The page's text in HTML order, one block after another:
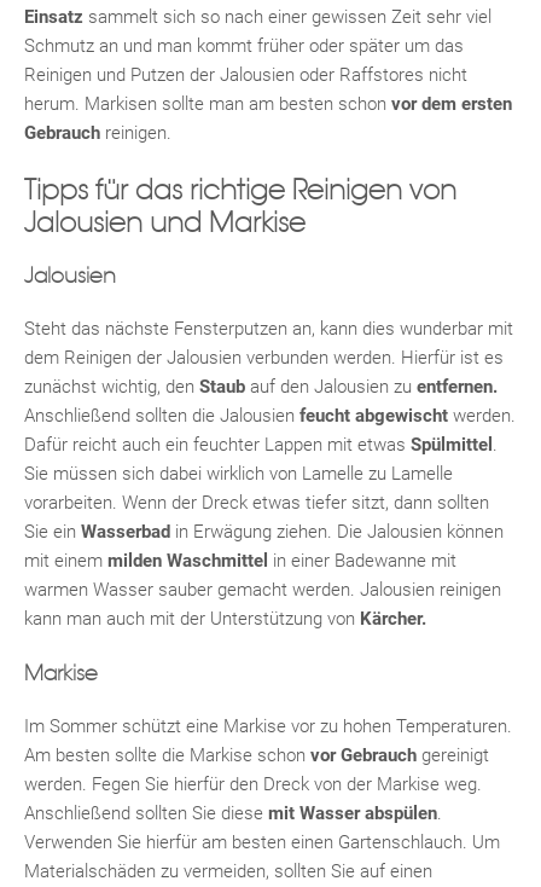
Fac Twi Pint
Einsatz sammelt sich so nach einer gewissen Zeit sehr viel
Schmutz an und man kommt früher oder später um das
Reinigen und Putzen der Jalousien oder Raffstores nicht
herum. Markisen sollte man am besten schon vor dem ersten
Gebrauch reinigen.
Tipps für das richtige Reinigen von
Jalousien und Markise
Jalousien
Steht das nächste Fensterputzen an, kann dies wunderbar mit
dem Reinigen der Jalousien verbunden werden. Hierfür ist es
zunächst wichtig, den Staub auf den Jalousien zu entfernen.
Anschließend sollten die Jalousien feucht abgewischt werden.
Dafür reicht auch ein feuchter Lappen mit etwas Spülmittel .
Sie müssen sich dabei wirklich von Lamelle zu Lamelle
vorarbeiten. Wenn der Dreck etwas tiefer sitzt, dann sollten
Sie ein Wasserbad in Erwägung ziehen. Die Jalousien können
mit einem milden Waschmittel in einer Badewanne mit
warmen Wasser sauber gemacht werden. Jalousien reinigen
kann man auch mit der Unterstützung von Kärcher.
Markise
Im Sommer schützt eine Markise vor zu hohen Temperaturen.
Am besten sollte die Markise schon vor Gebrauch gereinigt
werden. Fegen Sie hierfür den Dreck von der Markise weg.
Anschließend sollten Sie diese mit Wasser abspülen
Verwenden Sie hierfür am besten einen Gartenschlauch. Um
Materialschäden zu vermeiden, sollten Sie auf einen